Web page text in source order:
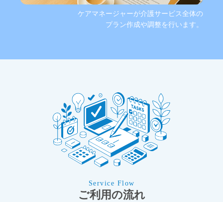
ケアマネージャーが介護サービス全体の
プラン作成や調整を行います。
Service Flow
ご利用の流れ